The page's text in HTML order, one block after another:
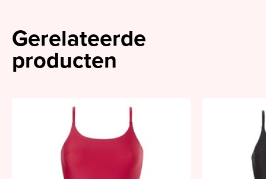
Gerelateerde
producten